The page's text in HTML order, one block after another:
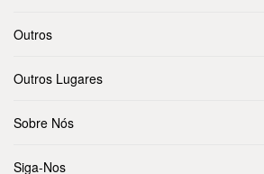
Outros
Outros Lugares
Sobre Nós
Siga-Nos